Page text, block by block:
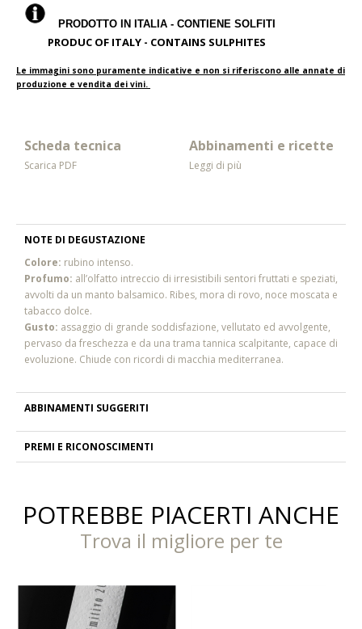
PRODOTTO IN ITALIA - CONTIENE SOLFITI
PRODUC OF ITALY - CONTAINS SULPHITES
Le immagini sono puramente indicative e non si riferiscono alle annate di
produzione e vendita dei vini.
Scheda tecnica
Scarica PDF
Abbinamenti e ricette
Leggi di più
NOTE DI DEGUSTAZIONE
Colore: rubino intenso.
Profumo: all’olfatto intreccio di irresistibili sentori fruttati e speziati,
avvolti da un manto balsamico. Ribes, mora di rovo, noce moscata e
tabacco dolce.
Gusto: assaggio di grande soddisfazione, vellutato ed avvolgente,
pervaso da freschezza e da una trama tannica scalpitante, capace di
evoluzione. Chiude con ricordi di macchia mediterranea.
ABBINAMENTI SUGGERITI
PREMI E RICONOSCIMENTI
POTREBBE PIACERTI ANCHE
Trova il migliore per te